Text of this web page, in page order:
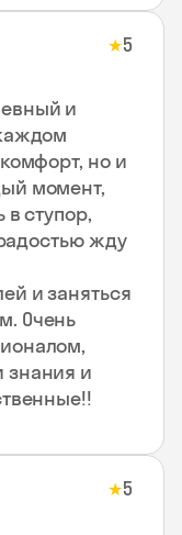
★5
и
но и
момент,
в ступор,
жду
и заняться
Очень
знания и
★5